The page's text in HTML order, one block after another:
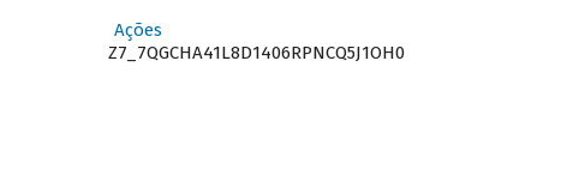
Ações
Z7_7QGCHA41L8D1406RPNCQ5J1OH0